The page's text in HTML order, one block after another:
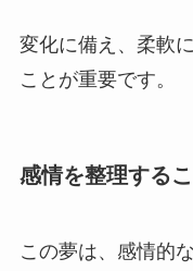
変化に備え、柔軟
ことが重要です。
感情を整理する
この夢は、感情的